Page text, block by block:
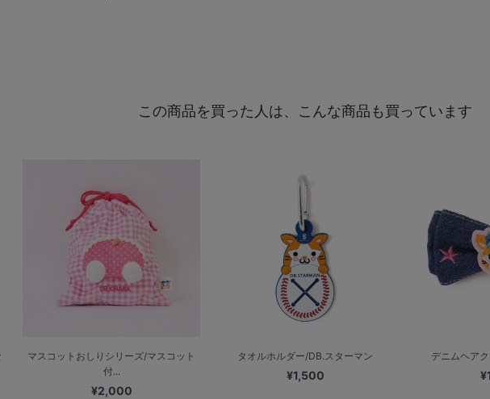
この商品を買った人は、こんな商品も買っています
マスコットおしりシリーズ/マスコット
付...
¥2,000
タオルホルダー/DB.スターマン
¥1,500
デニムヘア